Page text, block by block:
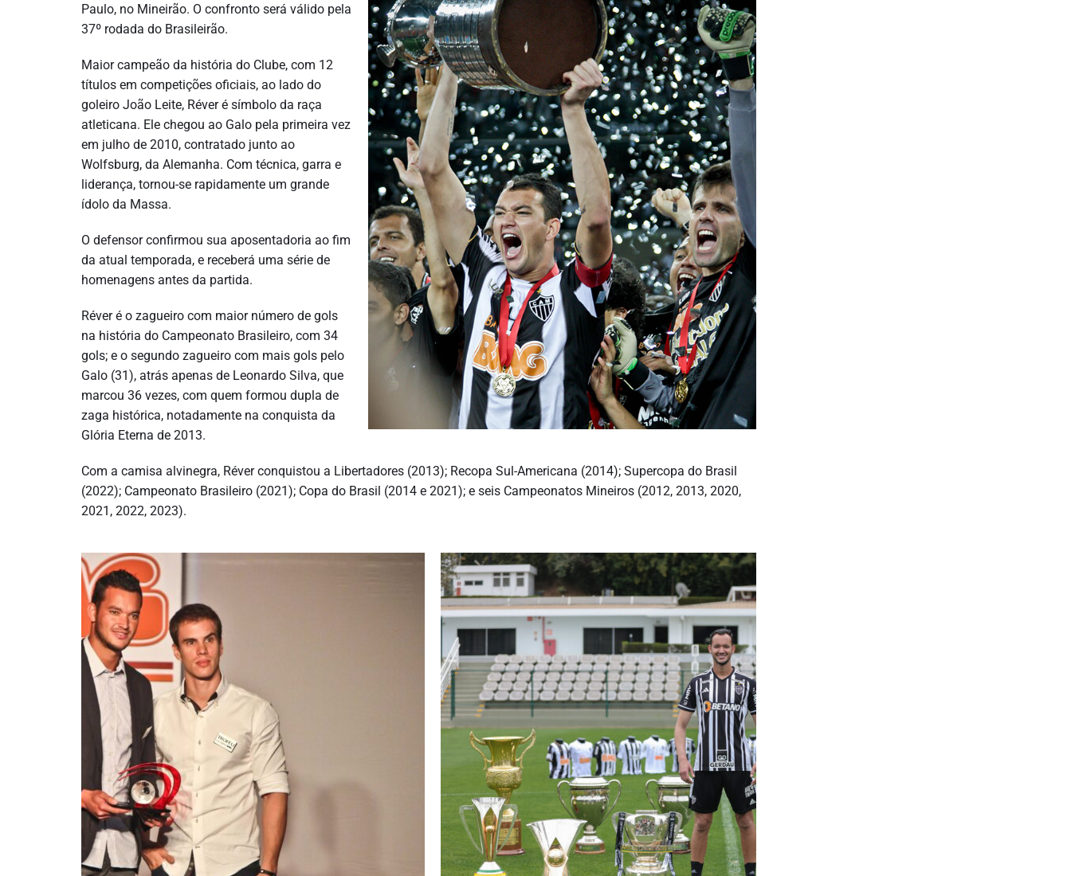
Paulo, no Mineirão. O confronto será válido pela
37º rodada do Brasileirão.
Maior campeão da história do Clube, com 12
títulos em competições oficiais, ao lado do
goleiro João Leite, Réver é símbolo da raça
atleticana. Ele chegou ao Galo pela primeira vez
em julho de 2010, contratado junto ao
Wolfsburg, da Alemanha. Com técnica, garra e
liderança, tornou-se rapidamente um grande
ídolo da Massa.
O defensor confirmou sua aposentadoria ao fim
da atual temporada, e receberá uma série de
homenagens antes da partida.
Réver é o zagueiro com maior número de gols
na história do Campeonato Brasileiro, com 34
gols; e o segundo zagueiro com mais gols pelo
Galo (31), atrás apenas de Leonardo Silva, que
marcou 36 vezes, com quem formou dupla de
zaga histórica, notadamente na conquista da
Glória Eterna de 2013.
Com a camisa alvinegra, Réver conquistou a Libertadores (2013); Recopa Sul-Americana (2014); Supercopa do Brasil
(2022); Campeonato Brasileiro (2021); Copa do Brasil (2014 e 2021); e seis Campeonatos Mineiros (2012, 2013, 2020,
2021, 2022, 2023).